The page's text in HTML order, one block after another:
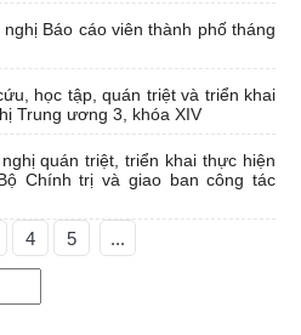
Báo cáo viên thành phố tháng
học tập, quán triệt và triển khai
Trung ương 3, khóa XIV
quán triệt, triển khai thực hiện
Chính trị và giao ban công tác
4 5 ...